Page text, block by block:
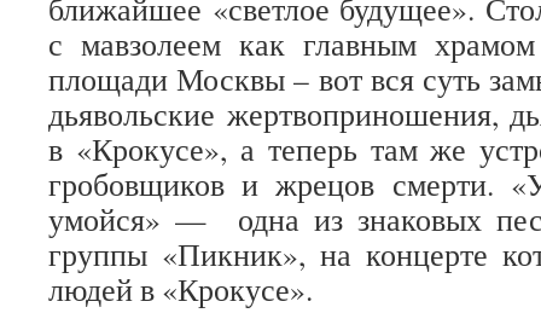
ближайшее «светлое будущее».
с мавзолеем как главным
площади Москвы – вот вся суть
дьявольские жертвоприношения,
в «Крокусе», а теперь там же
гробовщиков и жрецов смерти.
умойся» — одна из знаковых
группы «Пикник», на концерте
людей в «Крокусе».